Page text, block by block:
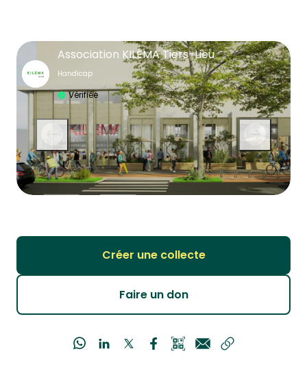
Association KILÉMA Tiers-Lieu
Handicap
Vérifiée
Créer une collecte
Faire un don